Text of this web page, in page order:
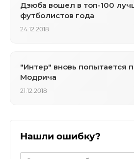
Дзюба вошел в топ-100
футболистов года
24.12.2018
"Интер" вновь попытается
Модрича
21.12.2018
Нашли ошибку?